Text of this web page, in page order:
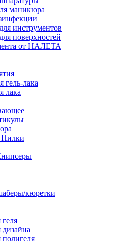
маникюра
инструментов
поверхностей
от НАЛЕТА
гель-лака
лака
Пилки
кюретки